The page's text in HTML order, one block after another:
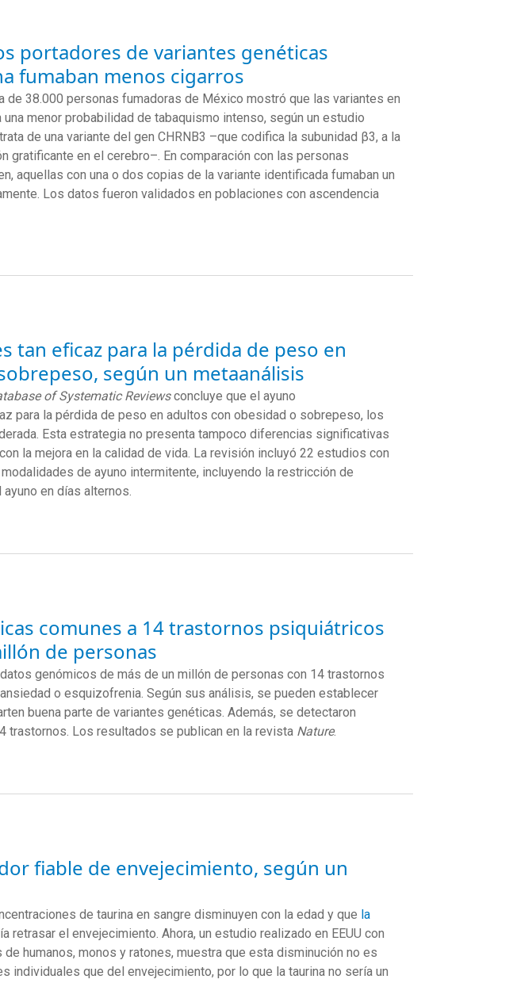
portadores de variantes genéticas
fumaban menos cigarros
de 38.000 personas fumadoras de México mostró que las variantes en
menor probabilidad de tabaquismo intenso, según un estudio
de una variante del gen CHRNB3 –que codifica la subunidad β3, a la
gratificante en el cerebro–. En comparación con las personas
aquellas con una o dos copias de la variante identificada fumaban un
. Los datos fueron validados en poblaciones con ascendencia
tan eficaz para la pérdida de peso en
según un metaanálisis
of Systematic Reviewsconcluye que el ayuno
para la pérdida de peso en adultos con obesidad o sobrepeso, los
Esta estrategia no presenta tampoco diferencias significativas
la mejora en la calidad de vida. La revisión incluyó 22 estudios con
de ayuno intermitente, incluyendo la restricción de
en días alternos.
comunes a 14 trastornos psiquiátricos
de personas
genómicos de más de un millón de personas con 14 trastornos
o esquizofrenia. Según sus análisis, se pueden establecer
buena parte de variantes genéticas. Además, se detectaron
trastornos. Los resultados se publican en la revista Nature.
fiable de envejecimiento, según un
de taurina en sangre disminuyen con la edad y que la
retrasar el envejecimiento. Ahora, un estudio realizado en EEUU con
humanos, monos y ratones, muestra que esta disminución no es
individuales que del envejecimiento, por lo que la taurina no sería un